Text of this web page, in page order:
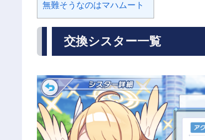
無難そうなのはマハムート
交換シスター一覧